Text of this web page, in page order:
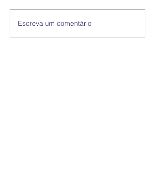
Escreva um comentário